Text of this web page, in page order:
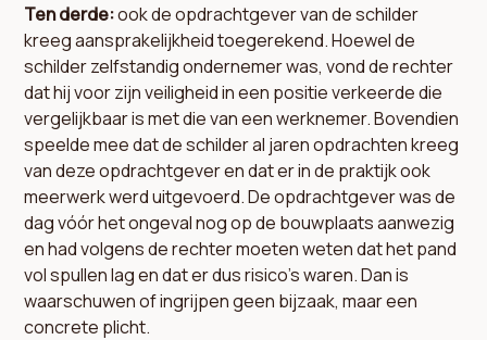
Ten derde:ook de opdrachtgever van de schilder
kreeg aansprakelijkheid toegerekend. Hoewel de
schilder zelfstandig ondernemer was, vond de rechter
dat hij voor zijn veiligheid in een positie verkeerde die
vergelijkbaar is met die van een werknemer. Bovendien
speelde mee dat de schilder al jaren opdrachten kreeg
van deze opdrachtgever en dat er in de praktijk ook
meerwerk werd uitgevoerd. De opdrachtgever was de
dag vóór het ongeval nog op de bouwplaats aanwezig
en had volgens de rechter moeten weten dat het pand
vol spullen lag en dat er dus risico’s waren. Dan is
waarschuwen of ingrijpen geen bijzaak, maar een
concrete plicht.